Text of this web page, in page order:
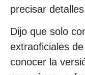
precisar
Dijo que solo
extraoficiales
conocer la